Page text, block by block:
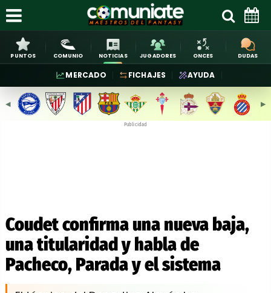
PUNTOS COMUNIO NOTICIAS JUGADORES ONCES DUDAS
MERCADO FICHAJES AYUDA
◀︎ ▶︎
Publicidad
Coudet confirma una nueva baja,
una titularidad y habla de
Pacheco, Parada y el sistema